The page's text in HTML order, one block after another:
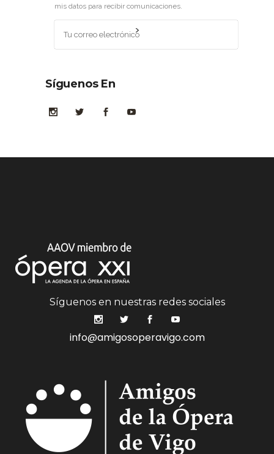
mis datos para recibir comunicaciones.
Síguenos En
Síguenos en nuestras redes sociales
info@amigosoperavigo.com